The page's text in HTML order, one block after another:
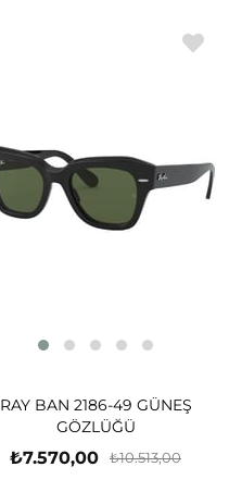
RAY BAN 2186-49 GÜNEŞ
GÖZLÜĞÜ
₺7.570,00 ₺10.513,00